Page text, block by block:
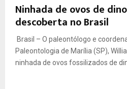
Ninhada de ovos de
descoberta no Brasil
Brasil – O paleontólogo e
Paleontologia de Marília (SP),
ninhada de ovos fossilizados de